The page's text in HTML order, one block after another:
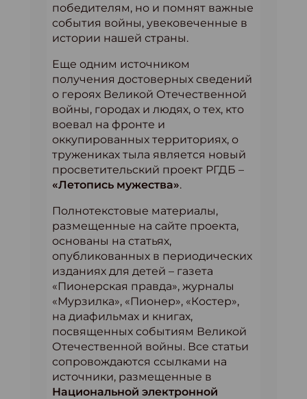
победителям, но и помнят важные
события войны, увековеченные в
истории нашей страны.
Еще одним источником
получения достоверных сведений
о героях Великой Отечественной
войны, городах и людях, о тех, кто
воевал на фронте и
оккупированных территориях, о
тружениках тыла является новый
просветительский проект РГДБ –
«Летопись мужества».
Полнотекстовые материалы,
размещенные на сайте проекта,
основаны на статьях,
опубликованных в периодических
изданиях для детей – газета
«Пионерская правда», журналы
«Мурзилка», «Пионер», «Костер»,
на диафильмах и книгах,
посвященных событиям Великой
Отечественной войны. Все статьи
сопровождаются ссылками на
источники, размещенные в
Национальной электронной